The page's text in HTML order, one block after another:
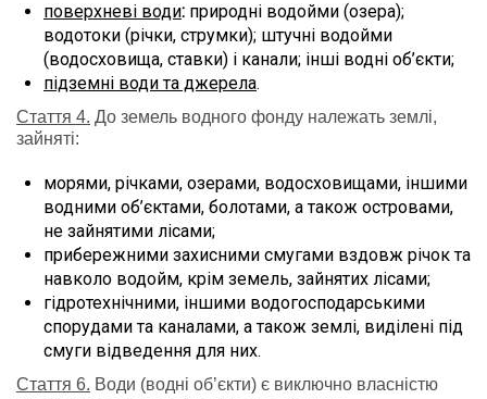
поверхневі води: природні водойми (озера);
водотоки (річки, струмки); штучні водойми
(водосховища, ставки) і канали; інші водні об’єкти;
підземні води та джерела.
Стаття 4. До земель водного фонду належать землі,
зайняті:
морями, річками, озерами, водосховищами, іншими
водними об’єктами, болотами, а також островами,
не зайнятими лісами;
прибережними захисними смугами вздовж річок та
навколо водойм, крім земель, зайнятих лісами;
гідротехнічними, іншими водогосподарськими
спорудами та каналами, а також землі, виділені під
смуги відведення для них.
Стаття 6. Води (водні об’єкти) є виключно власністю